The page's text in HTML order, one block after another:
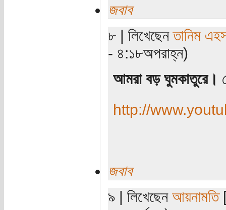
জবাব
৮ | লিখেছেনতানিম
- ৪:১৮অপরাহ্ন)
আমরা বড় ঘুমকাতুরে।
http://
জবাব
৯ | লিখেছেন আয়নামতি